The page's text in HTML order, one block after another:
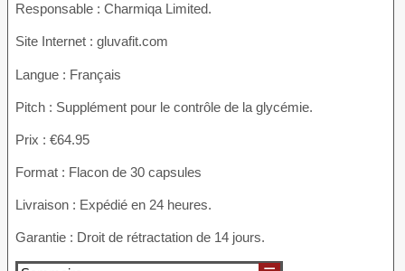
Responsable : Charmiqa Limited.
Site Internet : gluvafit.com
Langue : Français
Pitch : Supplément pour le contrôle de la glycémie.
Prix : €64.95
Format : Flacon de 30 capsules
Livraison : Expédié en 24 heures.
Garantie : Droit de rétractation de 14 jours.